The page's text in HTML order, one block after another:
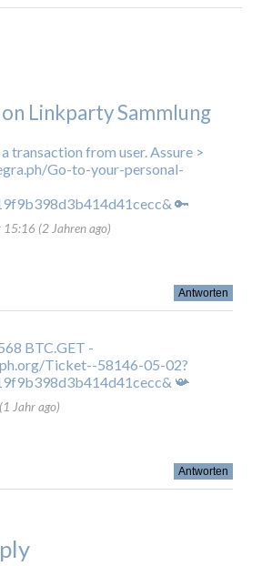
Linkparty Sammlung
transaction from user. Assure >
Go-to-your-personal-
🔑
(2 Jahren ago)
Antworten
BTC.GET -
Ticket--58146-05-02?
📯
Jahr ago)
Antworten